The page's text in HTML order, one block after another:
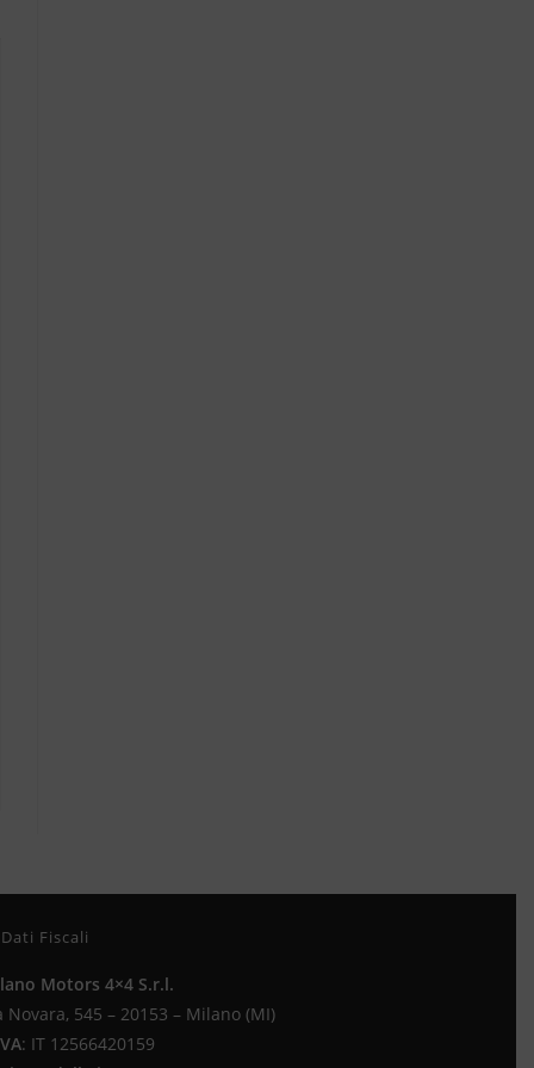
Dati Fiscali
Motors 4×4 S.r.l.
Novara, 545 – 20153 – Milano (MI)
: IT 12566420159